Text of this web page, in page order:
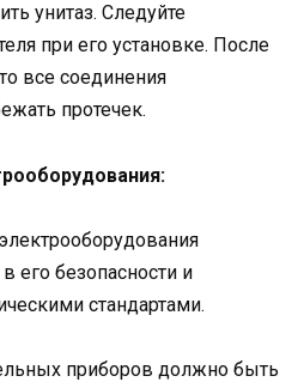
унитаз. Следуйте
при его установке. После
все соединения
протечек.
его безопасности и
стандартами.
приборов должно быть